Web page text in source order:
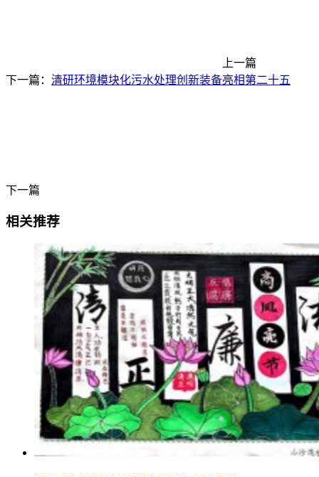
上一篇
下一篇： 清研环境模块化污水处理创新装备亮相第二十五
下一篇
相关推荐